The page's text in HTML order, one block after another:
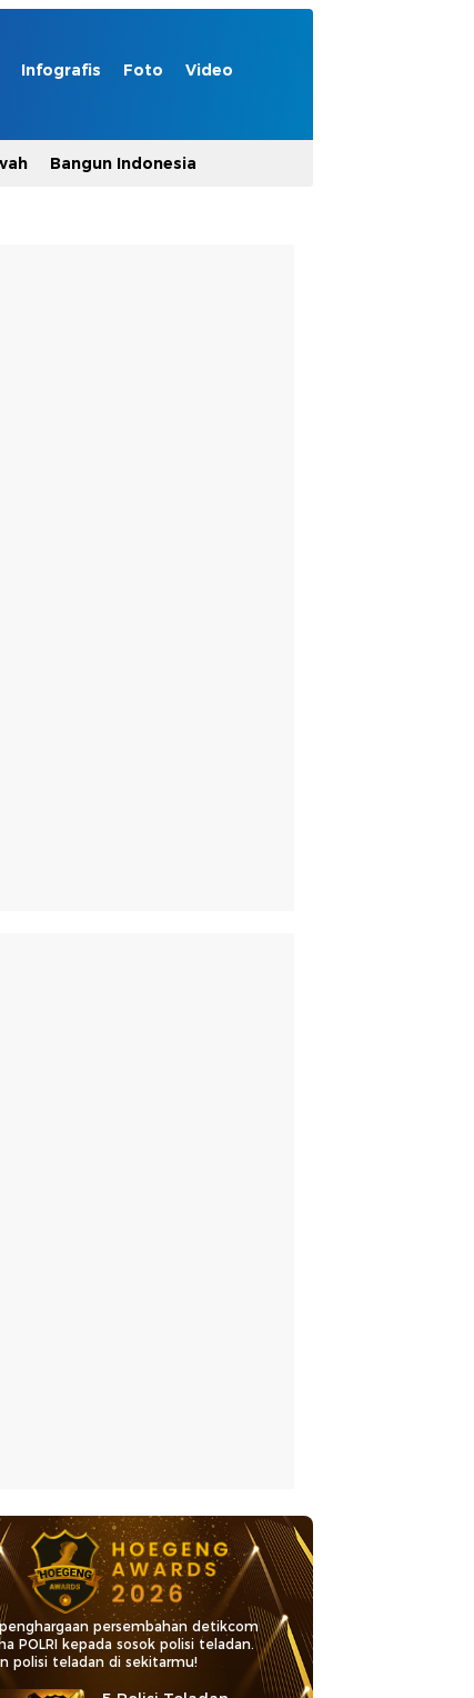
Infografis Foto Video
Bangun Indonesia
persembahan detikcom
POLRI kepada sosok polisi teladan.
polisi teladan di sekitarmu!